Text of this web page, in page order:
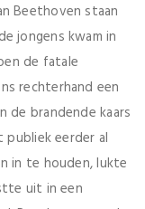
Beethoven staan
jongens kwam in
de fatale
rechterhand een
de brandende kaars
eerder al
in te houden, lukte
uit in een